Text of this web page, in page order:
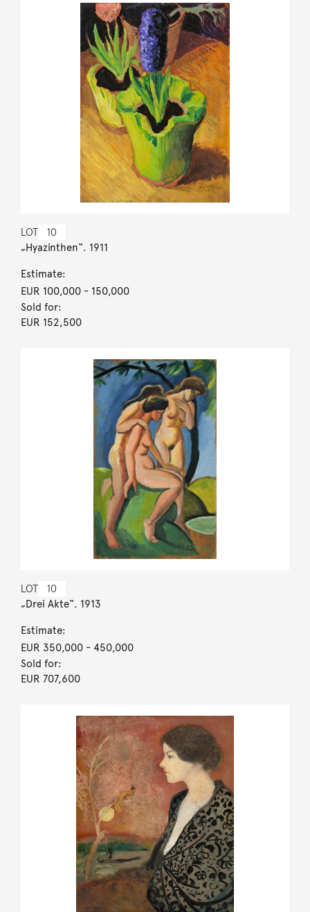
LOT 10
„Hyazinthen“. 1911
Estimate:
EUR 100,000- 150,000
Sold for:
EUR 152,500
LOT 10
„Drei Akte“. 1913
Estimate:
EUR 350,000- 450,000
Sold for:
EUR 707,600